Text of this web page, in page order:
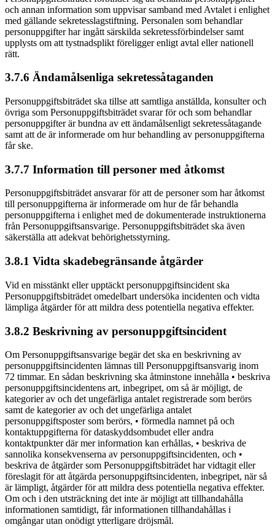
och annan information som uppvisar samband med Avtalet i enlighet
med gällande sekretesslagstiftning. Personalen som behandlar
personuppgifter har ingått särskilda sekretessförbindelser samt
upplysts om att tystnadsplikt föreligger enligt avtal eller nationell
rätt.
3.7.6 Ändamålsenliga sekretessåtaganden
Personuppgiftsbiträdet ska tillse att samtliga anställda, konsulter och
övriga som Personuppgiftsbiträdet svarar för och som behandlar
personuppgifter är bundna av ett ändamålsenligt sekretessåtagande
samt att de är informerade om hur behandling av personuppgifterna
får ske.
3.7.7 Information till personer med åtkomst
Personuppgiftsbiträdet ansvarar för att de personer som har åtkomst
till personuppgifterna är informerade om hur de får behandla
personuppgifterna i enlighet med de dokumenterade instruktionerna
från Personuppgiftsansvarige. Personuppgiftsbiträdet ska även
säkerställa att adekvat behörighetsstyrning.
3.8.1 Vidta skadebegränsande åtgärder
Vid en misstänkt eller upptäckt personuppgiftsincident ska
Personuppgiftsbiträdet omedelbart undersöka incidenten och vidta
lämpliga åtgärder för att mildra dess potentiella negativa effekter.
3.8.2 Beskrivning av personuppgiftsincident
Om Personuppgiftsansvarige begär det ska en beskrivning av
personuppgiftsincidenten lämnas till Personuppgiftsansvarig inom
72 timmar. En sådan beskrivning ska åtminstone innehålla • beskriva
personuppgiftsincidentens art, inbegripet, om så är möjligt, de
kategorier av och det ungefärliga antalet registrerade som berörs
samt de kategorier av och det ungefärliga antalet
personuppgiftsposter som berörs, • förmedla namnet på och
kontaktuppgifterna för dataskyddsombudet eller andra
kontaktpunkter där mer information kan erhållas, • beskriva de
sannolika konsekvenserna av personuppgiftsincidenten, och •
beskriva de åtgärder som Personuppgiftsbiträdet har vidtagit eller
föreslagit för att åtgärda personuppgiftsincidenten, inbegripet, när så
är lämpligt, åtgärder för att mildra dess potentiella negativa effekter.
Om och i den utsträckning det inte är möjligt att tillhandahålla
informationen samtidigt, får informationen tillhandahållas i
omgångar utan onödigt ytterligare dröjsmål.